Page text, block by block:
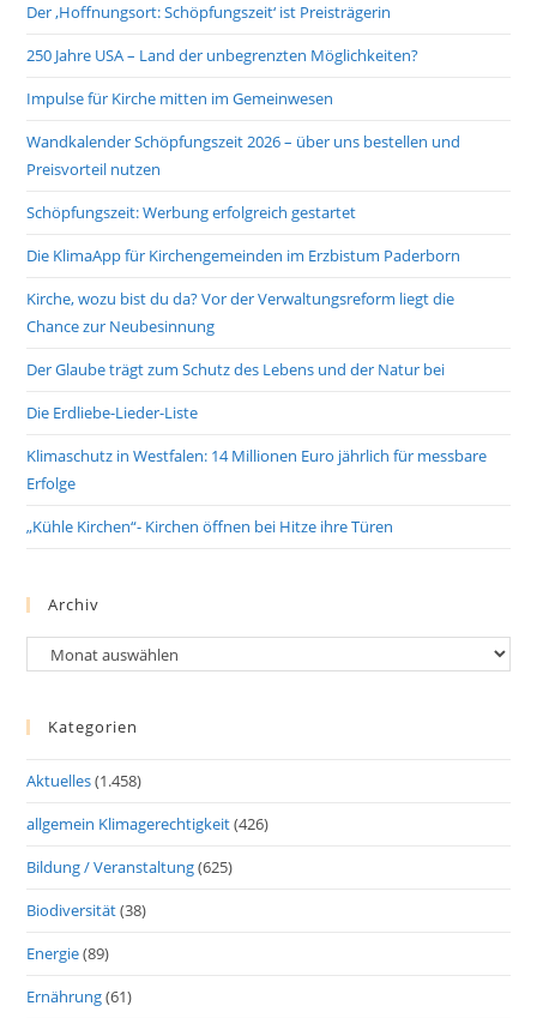
Der ‚Hoffnungsort: Schöpfungszeit‘ ist Preisträgerin
250 Jahre USA – Land der unbegrenzten Möglichkeiten?
Impulse für Kirche mitten im Gemeinwesen
Wandkalender Schöpfungszeit 2026 – über uns bestellen und
Preisvorteil nutzen
Schöpfungszeit: Werbung erfolgreich gestartet
Die KlimaApp für Kirchengemeinden im Erzbistum Paderborn
Kirche, wozu bist du da? Vor der Verwaltungsreform liegt die
Chance zur Neubesinnung
Der Glaube trägt zum Schutz des Lebens und der Natur bei
Die Erdliebe-Lieder-Liste
Klimaschutz in Westfalen: 14 Millionen Euro jährlich für messbare
Erfolge
„Kühle Kirchen“- Kirchen öffnen bei Hitze ihre Türen
Archiv
Archiv
Kategorien
Aktuelles(1.458)
allgemein Klimagerechtigkeit(426)
Bildung / Veranstaltung(625)
Biodiversität(38)
Energie(89)
Ernährung(61)